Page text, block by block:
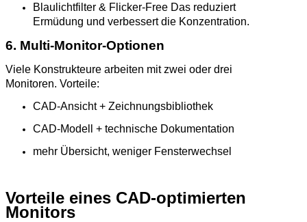
Blaulichtfilter & Flicker‑Free Das reduziert
Ermüdung und verbessert die Konzentration.
6. Multi‑Monitor‑Optionen
Viele Konstrukteure arbeiten mit zwei oder drei
Monitoren. Vorteile:
CAD‑Ansicht + Zeichnungsbibliothek
CAD‑Modell + technische Dokumentation
mehr Übersicht, weniger Fensterwechsel
Vorteile eines CAD‑optimierten
Monitors